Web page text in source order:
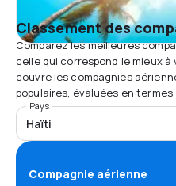
Classement des
Comparez les meilleures
celle qui correspond le mieux
couvre les compagnies
populaires, évaluées en
Pays
Haïti
Compagnie aérienne